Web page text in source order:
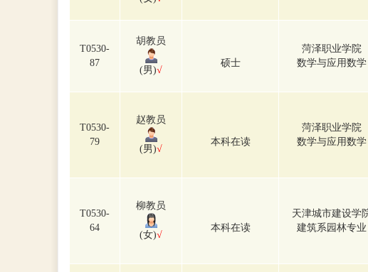
T0530-
87
胡教员
(男)√
硕士
菏泽职业学院
数学与应用数学
T0530-
79
赵教员
(男)√
本科在读
菏泽职业学院
数学与应用数学
T0530-
64
柳教员
(女)√
本科在读
天津城市建设学
建筑系园林专业